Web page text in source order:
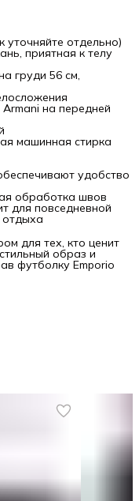
уточняйте отдельно)
приятная к телу
груди 56 см,
на передней
машинная стирка
удобство
обработка швов
для повседневной
отдыха
для тех, кто ценит
образ и
футболку Emporio